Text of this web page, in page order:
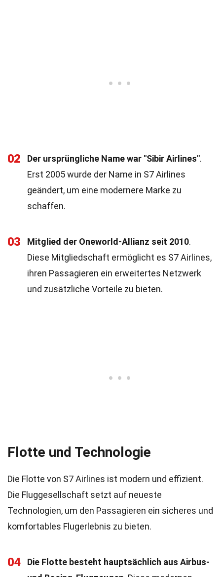
02 Der ursprüngliche Name war "Sibir Airlines".
Erst 2005 wurde der Name in S7 Airlines
geändert, um eine modernere Marke zu
schaffen.
03 Mitglied der Oneworld-Allianz seit 2010.
Diese Mitgliedschaft ermöglicht es S7 Airlines,
ihren Passagieren ein erweitertes Netzwerk
und zusätzliche Vorteile zu bieten.
Flotte und Technologie
Die Flotte von S7 Airlines ist modern und effizient.
Die Fluggesellschaft setzt auf neueste
Technologien, um den Passagieren ein sicheres und
komfortables Flugerlebnis zu bieten.
04
Die Flotte besteht hauptsächlich aus Airbus-